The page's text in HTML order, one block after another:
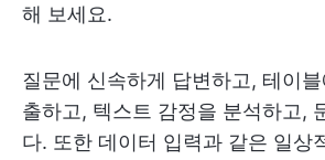
해 보세요.
질문에 신속하게 답변하고, 테이
출하고, 텍스트 감정을 분석하고,
다. 또한 데이터 입력과 같은 일상